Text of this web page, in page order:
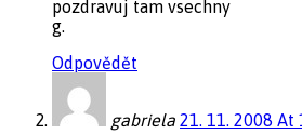
pozdravuj tam vsechny
g.
Odpovědět
gabriela 21. 11. 2008 At